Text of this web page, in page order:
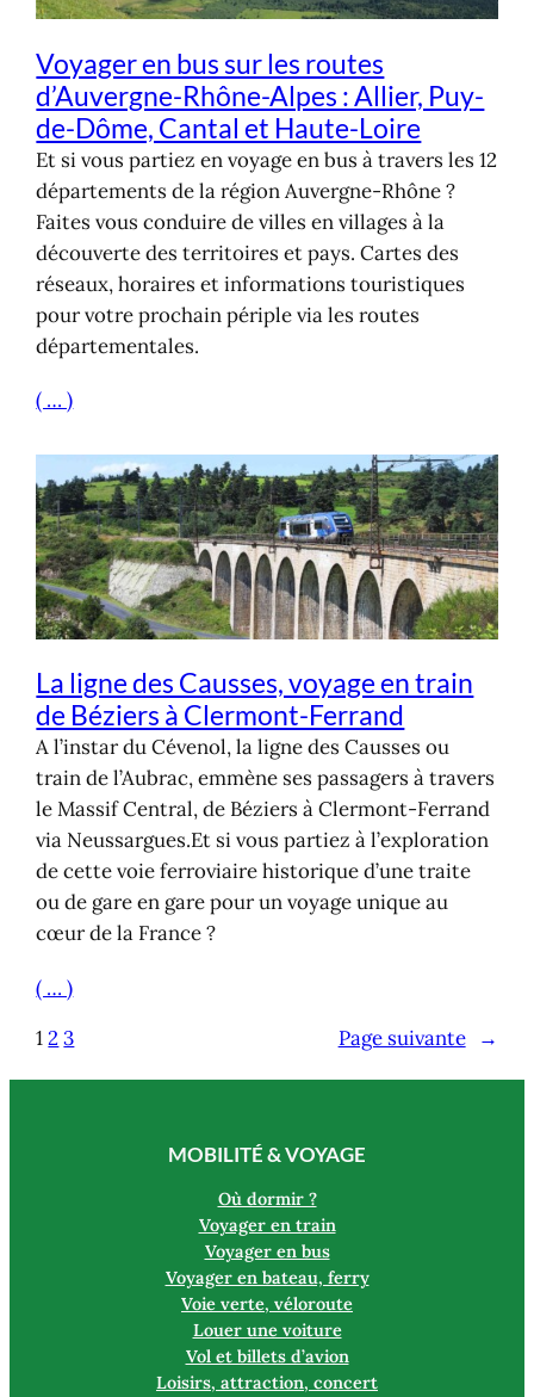
Voyager en bus sur les routes
d’Auvergne-Rhône-Alpes : Allier, Puy-
de-Dôme, Cantal et Haute-Loire
Et si vous partiez en voyage en bus à travers les 12
départements de la région Auvergne-Rhône ?
Faites vous conduire de villes en villages à la
découverte des territoires et pays. Cartes des
réseaux, horaires et informations touristiques
pour votre prochain périple via les routes
départementales.
( … )
La ligne des Causses, voyage en train
de Béziers à Clermont-Ferrand
A l’instar du Cévenol, la ligne des Causses ou
train de l’Aubrac, emmène ses passagers à travers
le Massif Central, de Béziers à Clermont-Ferrand
via Neussargues.Et si vous partiez à l’exploration
de cette voie ferroviaire historique d’une traite
ou de gare en gare pour un voyage unique au
cœur de la France ?
( … )
123 Page suivante →
MOBILITÉ & VOYAGE
Où dormir ?
Voyager en train
Voyager en bus
Voyager en bateau, ferry
Voie verte, véloroute
Louer une voiture
Vol et billets d’avion
Loisirs, attraction, concert